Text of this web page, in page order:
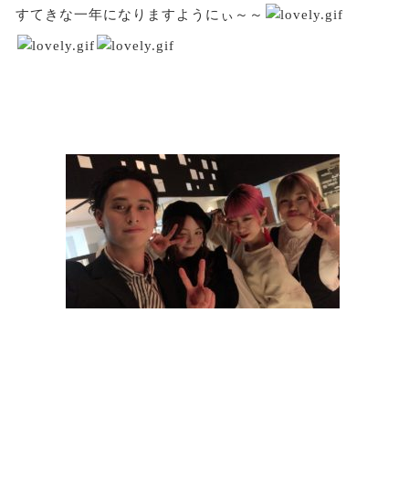
すてきな一年になりますようにぃ～～